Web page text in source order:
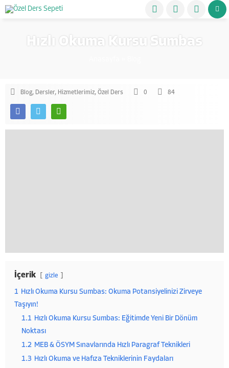
Hızlı Okuma Kursu Sumbas
Blog, Dersler, Hizmetlerimiz, Özel Ders 0 84
İçerik gizle
1 Hızlı Okuma Kursu Sumbas: Okuma Potansiyelinizi Zirveye
Taşıyın!
1.1 Hızlı Okuma Kursu Sumbas: Eğitimde Yeni Bir Dönüm
Noktası
1.2 MEB & ÖSYM Sınavlarında Hızlı Paragraf Teknikleri
1.3 Hızlı Okuma ve Hafıza Tekniklerinin Faydaları